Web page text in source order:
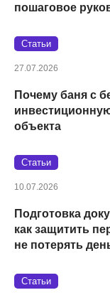
пошаговое
Статьи
27.07.2026
Почему баня с
объекта
Статьи
10.07.2026
Подготовка
как защитить
не потерять
Статьи